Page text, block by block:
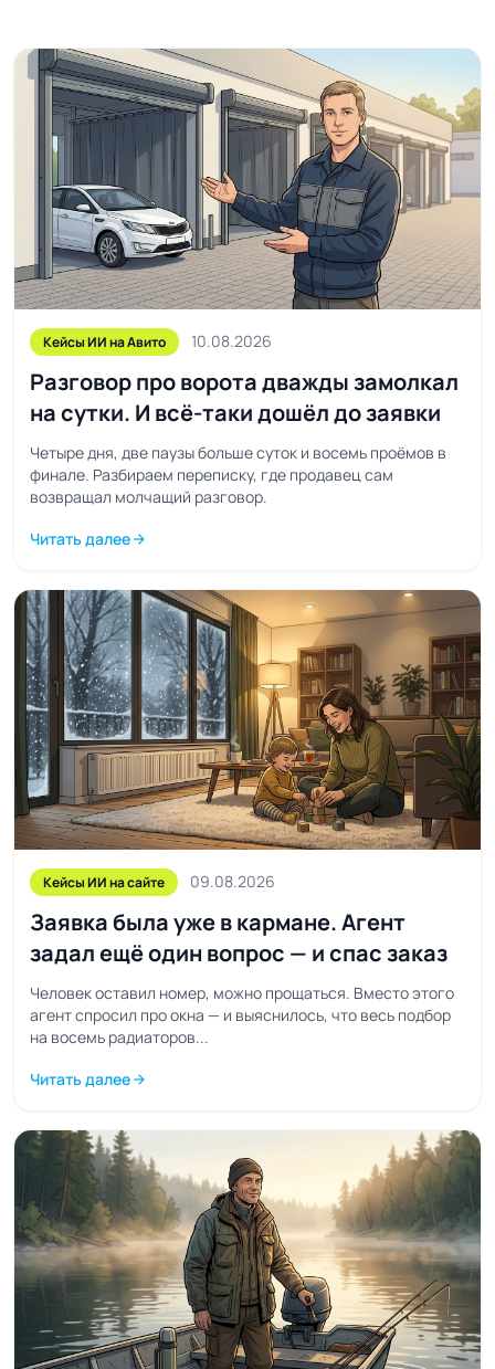
Кейсы ИИ на Авито 10.08.2026
Разговор про ворота дважды замолкал
на сутки. И всё-таки дошёл до заявки
Четыре дня, две паузы больше суток и восемь проёмов в
финале. Разбираем переписку, где продавец сам
возвращал молчащий разговор.
Читать далееarrow_forward
Кейсы ИИ на сайте 09.08.2026
Заявка была уже в кармане. Агент
задал ещё один вопрос — и спас заказ
Человек оставил номер, можно прощаться. Вместо этого
агент спросил про окна — и выяснилось, что весь подбор
на восемь радиаторов...
Читать далееarrow_forward